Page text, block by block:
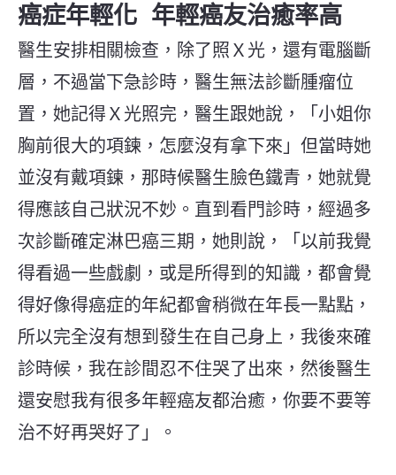
癌症年輕化 年輕癌友治癒率高
醫生安排相關檢查，除了照Ｘ光，還有電腦斷
層，不過當下急診時，醫生無法診斷腫瘤位
置，她記得Ｘ光照完，醫生跟她說，「小姐你
胸前很大的項鍊，怎麼沒有拿下來」但當時她
並沒有戴項鍊，那時候醫生臉色鐵青，她就覺
得應該自己狀況不妙。直到看門診時，經過多
次診斷確定淋巴癌三期，她則說，「以前我覺
得看過一些戲劇，或是所得到的知識，都會覺
得好像得癌症的年紀都會稍微在年長一點點，
所以完全沒有想到發生在自己身上，我後來確
診時候，我在診間忍不住哭了出來，然後醫生
還安慰我有很多年輕癌友都治癒，你要不要等
治不好再哭好了」。